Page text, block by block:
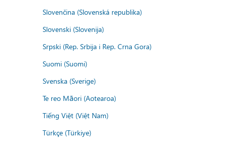
Slovenčina (Slovenská republika)
Slovenski (Slovenija)
Srpski (Rep. Srbija i Rep. Crna Gora)
Suomi (Suomi)
Svenska (Sverige)
Te reo Māori (Aotearoa)
Tiếng Việt (Việt Nam)
Türkçe (Türkiye)